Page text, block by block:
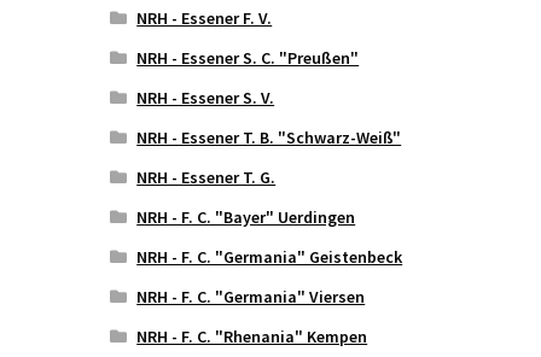
NRH - Essener F. V.
NRH - Essener S. C. "Preußen"
NRH - Essener S. V.
NRH - Essener T. B. "Schwarz-Weiß"
NRH - Essener T. G.
NRH - F. C. "Bayer" Uerdingen
NRH - F. C. "Germania" Geistenbeck
NRH - F. C. "Germania" Viersen
NRH - F. C. "Rhenania" Kempen